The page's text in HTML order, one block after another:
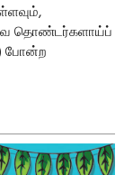
தொண்டர்களாய்ப்
போன்ற